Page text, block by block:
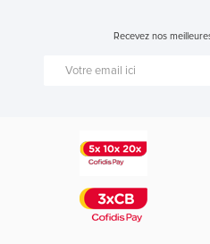
Recevez nos